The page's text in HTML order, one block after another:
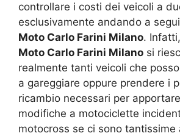
controllare i costi dei veicoli a
esclusivamente andando a
Moto Carlo Farini Milano.
Moto Carlo Farini Milano si
realmente tanti veicoli che
a gareggiare oppure prendere i
ricambio necessari per
modifiche a motociclette
motocross se ci sono